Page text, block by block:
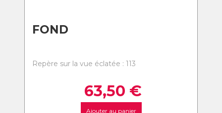
FOND
Repère sur la vue éclatée : 113
63,50 €
Ajouter au panier